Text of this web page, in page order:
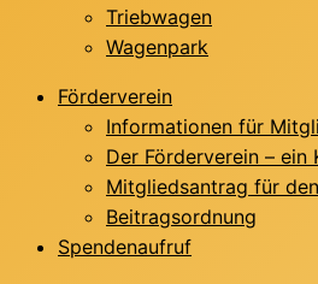
Triebwagen
Wagenpark
Förderverein
Informationen für
Der Förderverein – ein
Mitgliedsantrag für
Beitragsordnung
Spendenaufruf